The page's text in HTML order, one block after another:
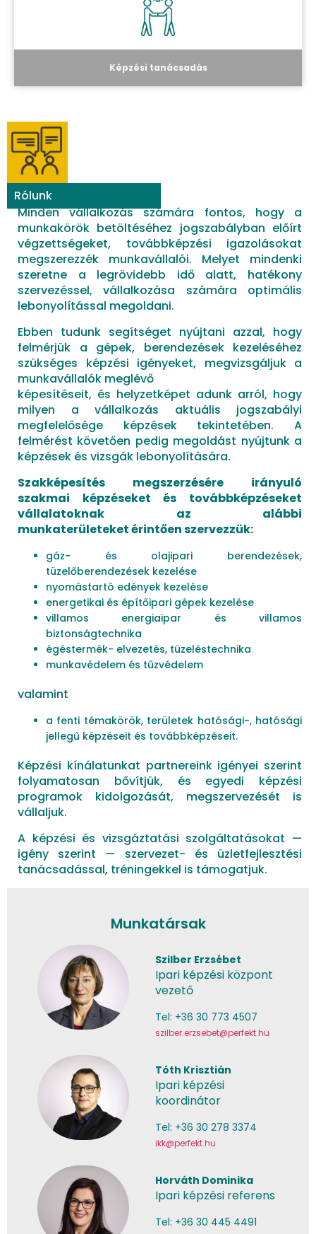
Képzési tanácsadás
Rólunk
Minden vállalkozás számára fontos, hogy a
munkakörök betöltéséhez jogszabályban előírt
végzettségeket, továbbképzési igazolásokat
megszerezzék munkavállalói. Melyet mindenki
szeretne a legrövidebb idő alatt, hatékony
szervezéssel, vállalkozása számára optimális
lebonyolítással megoldani.
Ebben tudunk segítséget nyújtani azzal, hogy
felmérjük a gépek, berendezések kezeléséhez
szükséges képzési igényeket, megvizsgáljuk a
munkavállalók meglévő
képesítéseit, és helyzetképet adunk arról, hogy
milyen a vállalkozás aktuális jogszabályi
megfelelősége képzések tekintetében. A
felmérést követően pedig megoldást nyújtunk a
képzések és vizsgák lebonyolítására.
Szakképesítés megszerzésére irányuló
szakmai képzéseket és továbbképzéseket
vállalatoknak az alábbi
munkaterületeket érintően szervezzük:
gáz- és olajipari berendezések,
tüzelőberendezések kezelése
nyomástartó edények kezelése
energetikai és építőipari gépek kezelése
villamos energiaipar és villamos
biztonságtechnika
égéstermék- elvezetés, tüzeléstechnika
munkavédelem és tűzvédelem
valamint
a fenti témakörök, területek hatósági-, hatósági
jellegű képzéseit és továbbképzéseit.
Képzési kínálatunkat partnereink igényei szerint
folyamatosan bővítjük, és egyedi képzési
programok kidolgozását, megszervezését is
vállaljuk.
A képzési és vizsgáztatási szolgáltatásokat —
igény szerint — szervezet- és üzletfejlesztési
tanácsadással, tréningekkel is támogatjuk.
Munkatársak
Szilber Erzsébet
Ipari képzési központ
vezető
Tel: +36 30 773 4507
szilber.erzsebet@perfekt.hu
Tóth Krisztián
Ipari képzési
koordinátor
Tel: +36 30 278 3374
ikk@perfekt.hu
Horváth Dominika
Ipari képzési referens
Tel: +36 30 445 4491